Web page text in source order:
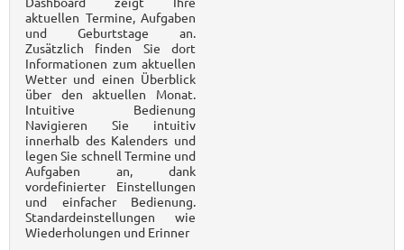
aktuellen Termine, Aufgaben
und Geburtstage an.
Zusätzlich finden Sie dort
Informationen zum aktuellen
Wetter und einen Überblick
über den aktuellen Monat.
Intuitive Bedienung
Navigieren Sie intuitiv
innerhalb des Kalenders und
legen Sie schnell Termine und
Aufgaben an, dank
vordefinierter Einstellungen
und einfacher Bedienung.
Standardeinstellungen wie
Wiederholungen und Erinner